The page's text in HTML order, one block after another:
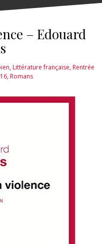
– Edouard
,Littérature française,Rentrée
,Romans